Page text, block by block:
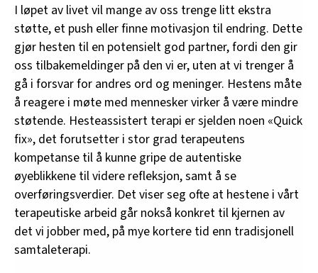
I løpet av livet vil mange av oss trenge litt ekstra
støtte, et push eller finne motivasjon til endring. Dette
gjør hesten til en potensielt god partner, fordi den gir
oss tilbakemeldinger på den vi er, uten at vi trenger å
gå i forsvar for andres ord og meninger. Hestens måte
å reagere i møte med mennesker virker å være mindre
støtende. Hesteassistert terapi er sjelden noen «Quick
fix», det forutsetter i stor grad terapeutens
kompetanse til å kunne gripe de autentiske
øyeblikkene til videre refleksjon, samt å se
overføringsverdier. Det viser seg ofte at hestene i vårt
terapeutiske arbeid går nokså konkret til kjernen av
det vi jobber med, på mye kortere tid enn tradisjonell
samtaleterapi.